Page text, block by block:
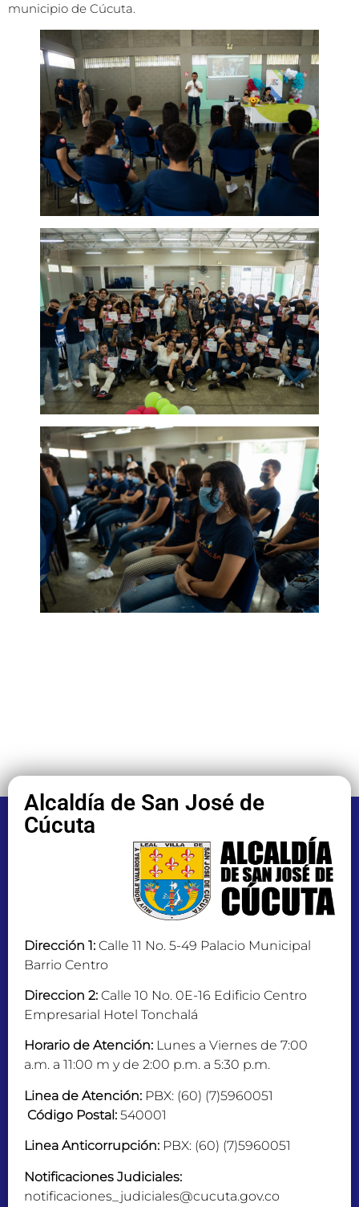
municipio de Cúcuta.
Alcaldía de San José de
Cúcuta
Dirección 1: Calle 11 No. 5-49 Palacio Municipal
Barrio Centro
Direccion 2: Calle 10 No. 0E-16 Edificio Centro
Empresarial Hotel Tonchalá
Horario de Atención: Lunes a Viernes de 7:00
a.m. a 11:00 m y de 2:00 p.m. a 5:30 p.m.
Linea de Atención: PBX: (60) (7)5960051
Código Postal: 540001
Linea Anticorrupción: PBX: (60) (7)5960051
Notificaciones Judiciales:
notificaciones_judiciales@cucuta.gov.co